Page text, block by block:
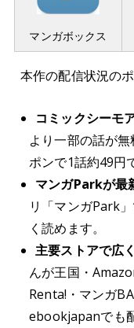
マンガボックス
本作の配信状況の
コミックシーモ
より一部の話が
ポンで1話約49円
マンガParkが最
リ「マンガPark
く読めます。
主要ストアで広
んが王国・
Renta!・マンガ
ebookjapanでも